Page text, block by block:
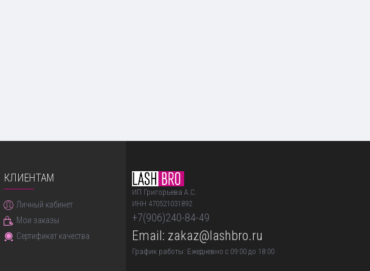
КЛИЕНТАМ
Личный кабинет
Мои заказы
Сертификат качества
ИП Григорьева А.С.
ИНН 470521031892
+7(906)240-84-49
Email: zakaz@lashbro.ru
График работы: Ежедневно с 09:00 до 18:00